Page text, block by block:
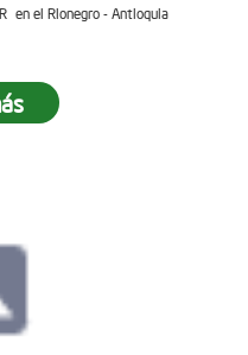
en el Rionegro - Antioquia